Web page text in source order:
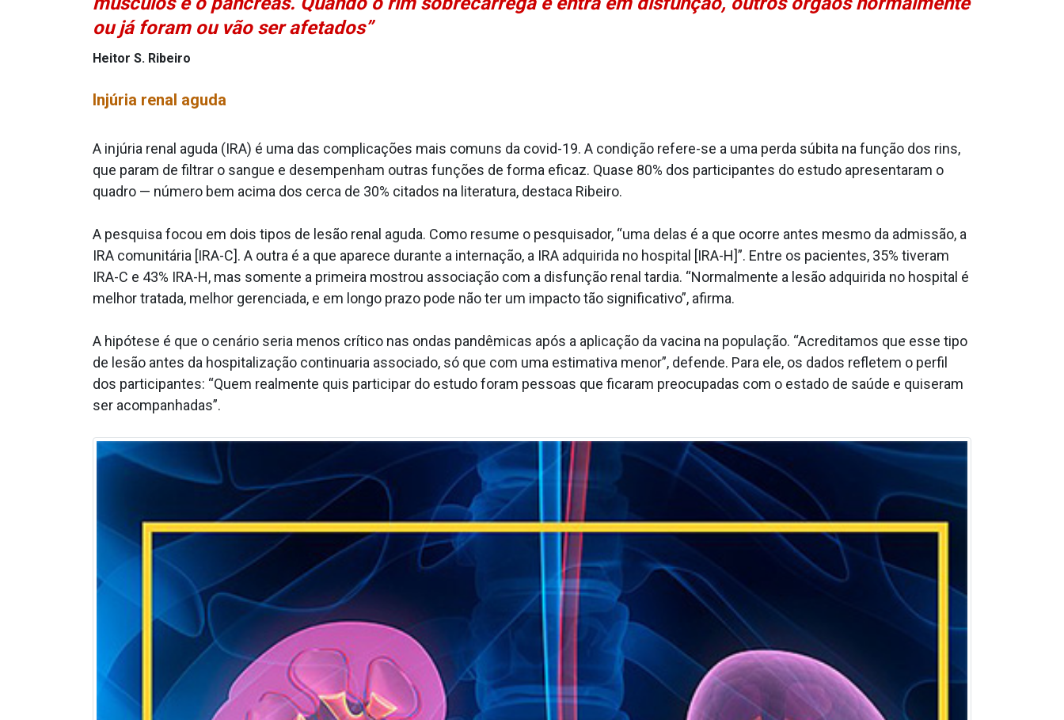
ou já foram ou vão ser afetados”
Heitor S. Ribeiro
Injúria renal aguda
A injúria renal aguda (IRA) é uma das complicações mais comuns da covid-19. A condição refere-se a uma perda súbita na função dos rins,
que param de filtrar o sangue e desempenham outras funções de forma eficaz. Quase 80% dos participantes do estudo apresentaram o
quadro — número bem acima dos cerca de 30% citados na literatura, destaca Ribeiro.
A pesquisa focou em dois tipos de lesão renal aguda. Como resume o pesquisador, “uma delas é a que ocorre antes mesmo da admissão, a
IRA comunitária [IRA-C]. A outra é a que aparece durante a internação, a IRA adquirida no hospital [IRA-H]”. Entre os pacientes, 35% tiveram
IRA-C e 43% IRA-H, mas somente a primeira mostrou associação com a disfunção renal tardia. “Normalmente a lesão adquirida no hospital é
melhor tratada, melhor gerenciada, e em longo prazo pode não ter um impacto tão significativo”, afirma.
A hipótese é que o cenário seria menos crítico nas ondas pandêmicas após a aplicação da vacina na população. “Acreditamos que esse tipo
de lesão antes da hospitalização continuaria associado, só que com uma estimativa menor”, defende. Para ele, os dados refletem o perfil
dos participantes: “Quem realmente quis participar do estudo foram pessoas que ficaram preocupadas com o estado de saúde e quiseram
ser acompanhadas”.